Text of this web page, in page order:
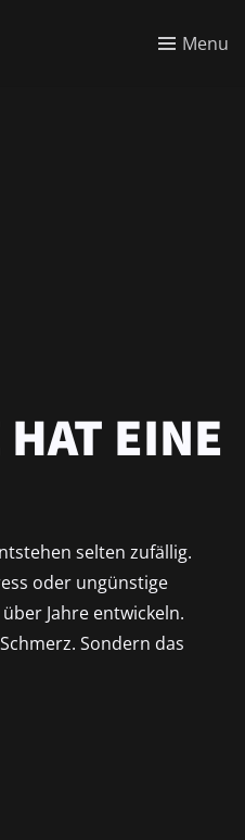
Menu
EINE
selten zufällig.
oder ungünstige
Jahre entwickeln.
Sondern das